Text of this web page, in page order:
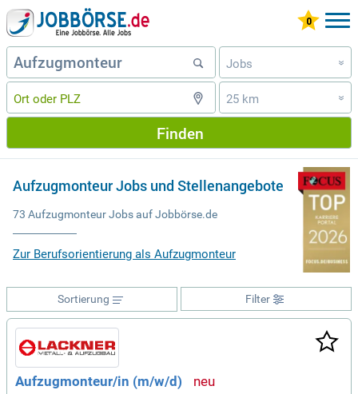
Jobs »
25 km »
Finden
Aufzugmonteur Jobs und Stellenangebote
73 Aufzugmonteur Jobs auf Jobbörse.de
Zur Berufsorientierung als Aufzugmonteur
Filter
Sortierung
Aufzugmonteur/in (m/w/d)